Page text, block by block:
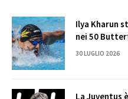
Ilya Kharun
nei 50
30 LUGLIO 2026
La Juventus